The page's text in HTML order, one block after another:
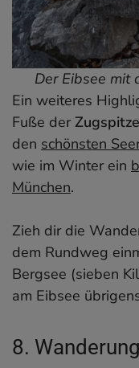
Der Eibsee mit
Ein weiteres
Fuße der Zugspitze
den schönsten
wie im Winter ein
München.
Zieh dir die
dem Rundweg
Bergsee (sieben
am Eibsee
8.